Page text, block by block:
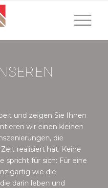
und zeigen Sie Ihnen
wir einen kleinen
die
realisiert hat. Keine
spricht für sich: Für eine
wie die
darin leben und